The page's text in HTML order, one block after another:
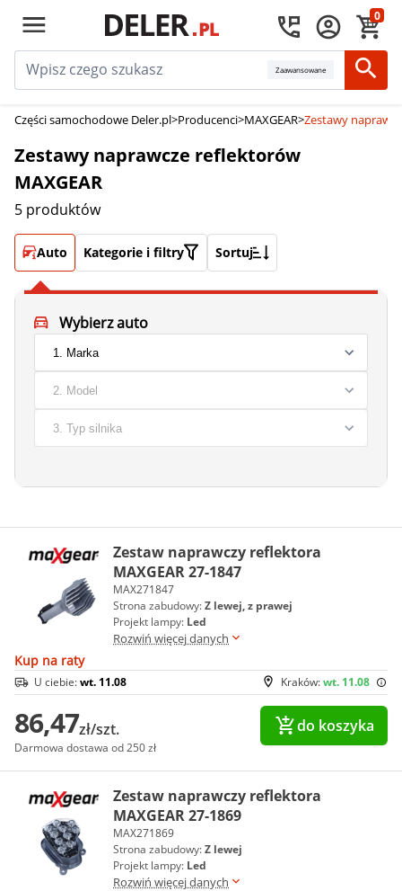
0
Zaawansowane
Części samochodowe Deler.pl>Producenci>MAXGEAR>Zestawy
Zestawy naprawcze reflektorów
MAXGEAR
5 produktów
Auto Kategorie i filtry Sortuj
Wybierz auto
Zestaw naprawczy reflektora
MAXGEAR 27-1847
MAX271847
Strona zabudowy:Z lewej, z prawej
Projekt lampy: Led
Rozwiń więcej danych
Kup na raty
Kraków:wt. 11.08
U ciebie:wt. 11.08
86,47zł/szt.
Darmowa dostawa od 250 zł
do koszyka
Zestaw naprawczy reflektora
MAXGEAR 27-1869
MAX271869
Strona zabudowy:Z lewej
Projekt lampy: Led
Rozwiń więcej danych